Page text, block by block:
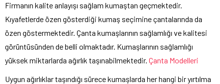
Firmanın kalite anlayışı sağlam kumaştan geçmektedir.
Kıyafetlerde özen gösterdiği kumaş seçimine çantalarında da
özen göstermektedir. Çanta kumaşlarının sağlamlığı ve kalitesi
görüntüsünden de belli olmaktadır. Kumaşlarının sağlamlığı
yüksek miktarlarda ağırlık taşınabilmektedir. Çanta Modelleri
Uygun ağırlıklar taşındığı sürece kumaşlarda her hangi bir yırtılma